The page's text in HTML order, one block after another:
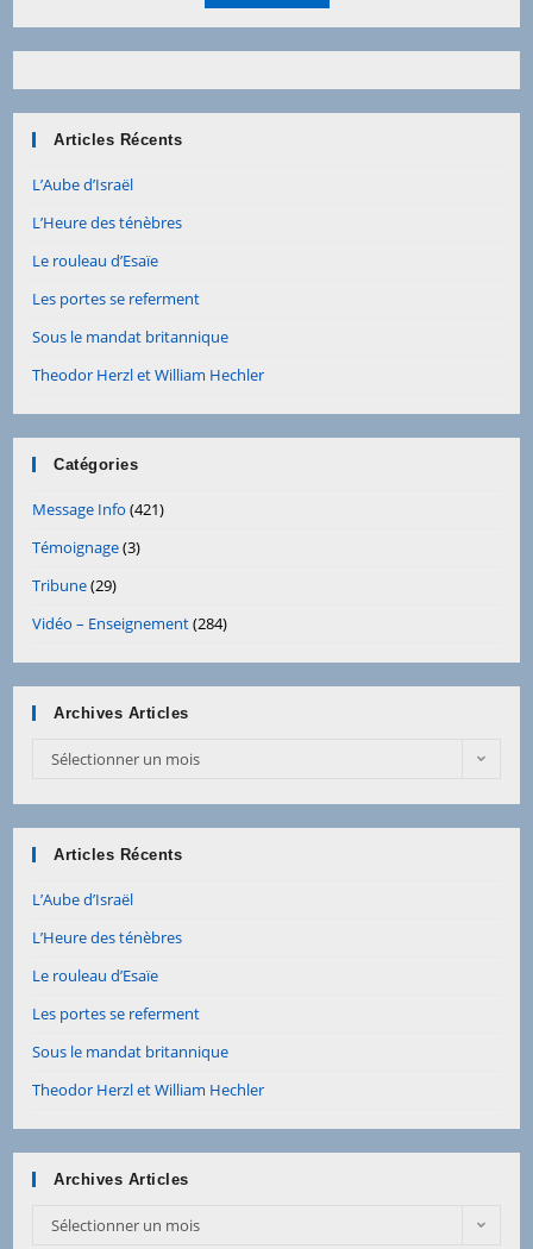
Articles Récents
L’Aube d’Israël
L’Heure des ténèbres
Le rouleau d’Esaïe
Les portes se referment
Sous le mandat britannique
Theodor Herzl et William Hechler
Catégories
Message Info (421)
Témoignage(3)
Tribune(29)
Vidéo – Enseignement(284)
Archives Articles
Archives
Sélectionner un mois
Articles Récents
L’Aube d’Israël
L’Heure des ténèbres
Le rouleau d’Esaïe
Les portes se referment
Sous le mandat britannique
Theodor Herzl et William Hechler
Archives Articles
Archives
Sélectionner un mois